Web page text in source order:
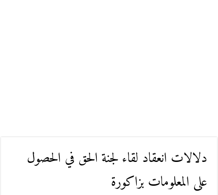
دلالات انعقاد لقاء لجنة الحق في الحصول
على المعلومات بزاكورة